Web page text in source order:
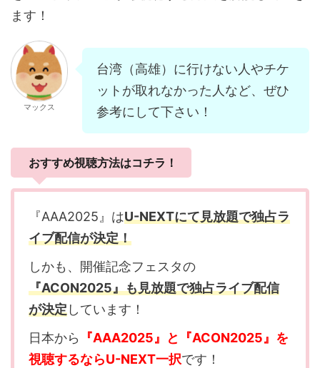
ます！
マックス
台湾（高雄）に行けない人やチケ
ットが取れなかった人など、ぜひ
参考にして下さい！
おすすめ視聴方法はコチラ！
『AAA2025』はU-NEXTにて見放題で独占ラ
イブ配信が決定！
しかも、開催記念フェスタの
『ACON2025』も見放題で独占ライブ配信
が決定しています！
日本から
『AAA2025』と『ACON2025』を
視聴するならU-NEXT一択です！